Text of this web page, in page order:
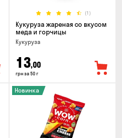
(1)
Кукуруза жареная со вкусом
меда и горчицы
Кукуруза
13,00
грн за 50 г
Новинка